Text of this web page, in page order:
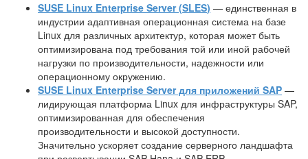
SUSE Linux Enterprise Server (SLES) — единственная в
индустрии адаптивная операционная система на базе
Linux для различных архитектур, которая может быть
оптимизирована под требования той или иной рабочей
нагрузки по производительности, надежности или
операционному окружению.
SUSE Linux Enterprise Server для приложений SAP —
лидирующая платформа Linux для инфраструктуры SAP,
оптимизированная для обеспечения
производительности и высокой доступности.
Значительно ускоряет создание серверного ландшафта